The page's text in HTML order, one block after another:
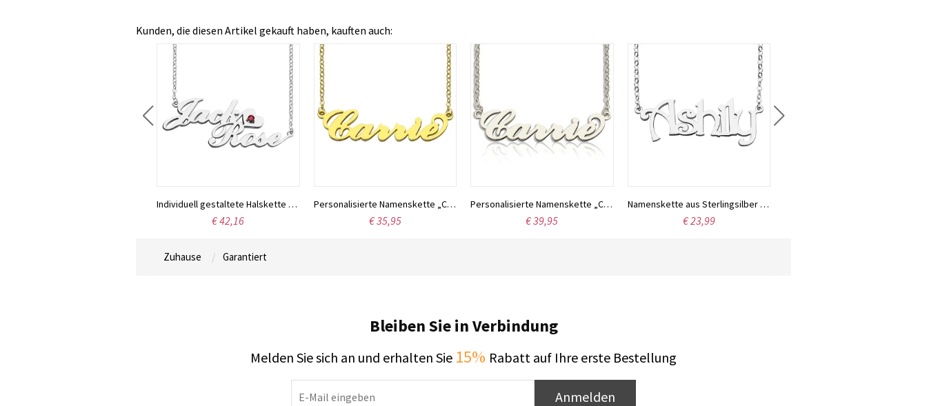
Kunden, die diesen Artikel gekauft haben, kauften auch:
Individuell gestaltete Halskette aus Sterlingsilber mit den Namen zweier Liebender
€ 42,16
Personalisierte Namenskette „Carrie“, 18 Karat vergoldet
€ 35,95
Personalisierte Namenskette „Carrie“ aus Sterlingsilber
€ 39,95
Namenskette aus Sterlingsilber mit der Schriftart Harrington
€ 23,99
Zuhause Garantiert
Bleiben Sie in Verbindung
Melden Sie sich an und erhalten Sie 15% Rabatt auf Ihre erste Bestellung
Anmelden